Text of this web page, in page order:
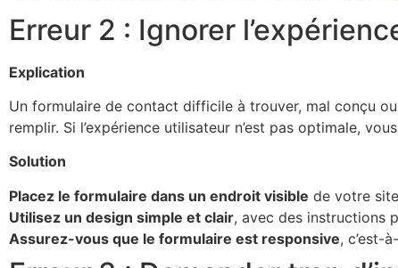
Erreur 2 : Ignorer
Explication
Un formulaire de contact difficile à trouver, mal conçu
remplir. Si l’expérience utilisateur n’est pas optimale,
Solution
Placez le formulaire dans un endroit visible de votre
Utilisez un design simple et clair, avec des instructions
Assurez-vous que le formulaire est responsive, c’est-